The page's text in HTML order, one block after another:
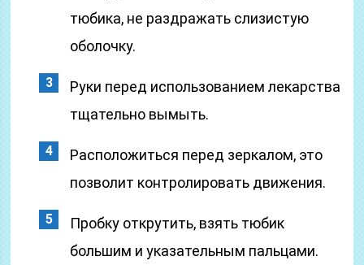
тюбика, не раздражать слизистую
оболочку.
Руки перед использованием лекарства
тщательно вымыть.
Расположиться перед зеркалом, это
позволит контролировать движения.
Пробку открутить, взять тюбик
большим и указательным пальцами.